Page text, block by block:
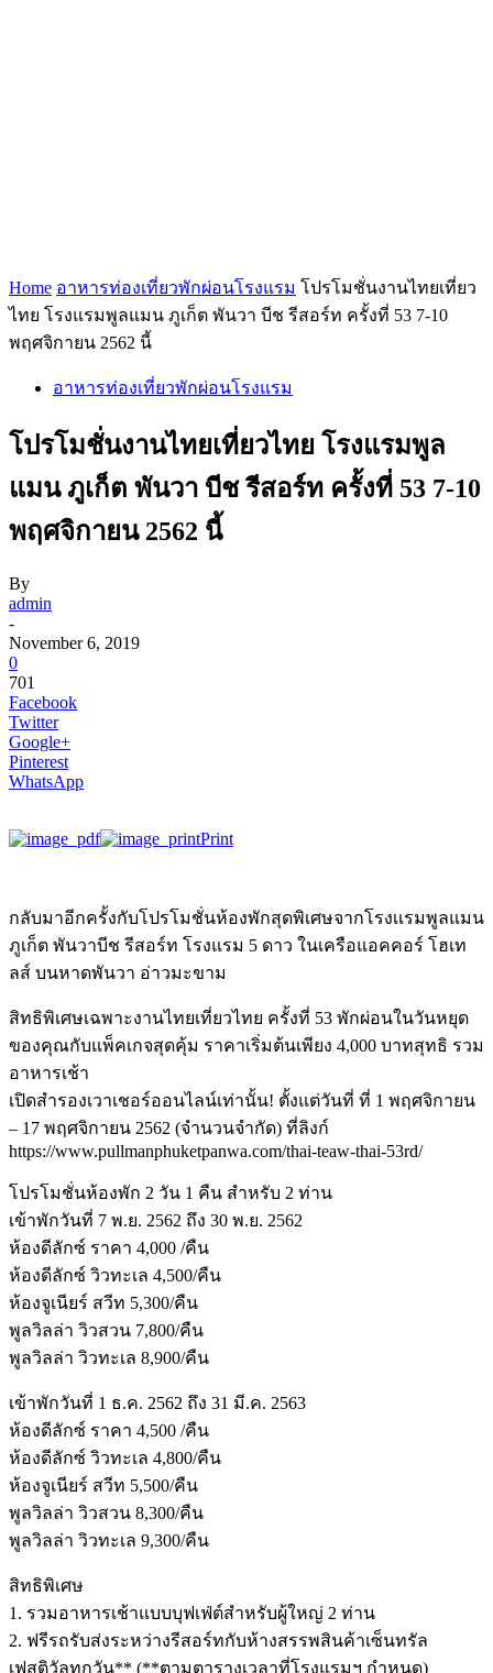
Home อาหารท่องเที่ยวพักผ่อนโรงแรม โปรโมชั่นงานไทยเที่ยว
ไทย โรงแรมพูลแมน ภูเก็ต พันวา บีช รีสอร์ท ครั้งที่ 53 7-10
พฤศจิกายน 2562 นี้
อาหารท่องเที่ยวพักผ่อนโรงแรม
โปรโมชั่นงานไทยเที่ยวไทย โรงแรมพูล
แมน ภูเก็ต พันวา บีช รีสอร์ท ครั้งที่ 53 7-10
พฤศจิกายน 2562 นี้
By
admin
-
November 6, 2019
0
701
Facebook
Twitter
Google+
Pinterest
WhatsApp
Print
กลับมาอีกครั้งกับโปรโมชั่นห้องพักสุดพิเศษจากโรงเเรมพูลแมน
ภูเก็ต พันวาบีช รีสอร์ท โรงแรม 5 ดาว ในเครือแอคคอร์ โฮเท
ลส์ บนหาดพันวา อ่าวมะขาม
สิทธิพิเศษเฉพาะงานไทยเที่ยวไทย ครั้งที่ 53 พักผ่อนในวันหยุด
ของคุณกับแพ็คเกจสุดคุ้ม ราคาเริ่มต้นเพียง 4,000 บาทสุทธิ รวม
อาหารเช้า
เปิดสำรองเวาเชอร์ออนไลน์เท่านั้น! ตั้งแต่วันที่ ที่ 1 พฤศจิกายน
– 17 พฤศจิกายน 2562 (จำนวนจำกัด) ที่ลิงก์
https://www.pullmanphuketpanwa.com/thai-teaw-thai-53rd/
โปรโมชั่นห้องพัก 2 วัน 1 คืน สำหรับ 2 ท่าน
เข้าพักวันที่ 7 พ.ย. 2562 ถึง 30 พ.ย. 2562
ห้องดีลักซ์ ราคา 4,000 /คืน
ห้องดีลักซ์ วิวทะเล 4,500/คืน
ห้องจูเนียร์ สวีท 5,300/คืน
พูลวิลล่า วิวสวน 7,800/คืน
พูลวิลล่า วิวทะเล 8,900/คืน
เข้าพักวันที่ 1 ธ.ค. 2562 ถึง 31 มี.ค. 2563
ห้องดีลักซ์ ราคา 4,500 /คืน
ห้องดีลักซ์ วิวทะเล 4,800/คืน
ห้องจูเนียร์ สวีท 5,500/คืน
พูลวิลล่า วิวสวน 8,300/คืน
พูลวิลล่า วิวทะเล 9,300/คืน
สิทธิพิเศษ
1. รวมอาหารเช้าแบบบุฟเฟ่ต์สำหรับผู้ใหญ่ 2 ท่าน
2. ฟรีรถรับส่งระหว่างรีสอร์ทกับห้างสรรพสินค้าเซ็นทรัล
เฟสติวัลทุกวัน** (**ตามตารางเวลาที่โรงแรมฯ กำหนด)